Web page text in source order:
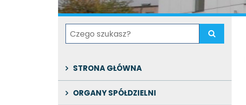
STRONA GŁÓWNA
ORGANY SPÓŁDZIELNI